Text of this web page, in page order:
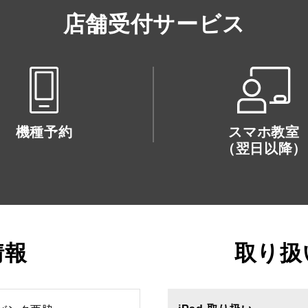
店舗受付サービス
機種予約
スマホ教室
（翌日以降）
取り